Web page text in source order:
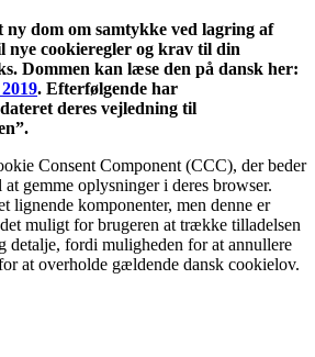
ny dom om samtykke ved lagring af
nye cookieregler og krav til din
Dommen kan læse den på dansk her:
. Efterfølgende har
deres vejledning til
Consent Component (CCC), der beder
gemme oplysninger i deres browser.
lignende komponenter, men denne er
muligt for brugeren at trække tilladelsen
detalje, fordi muligheden for at annullere
at overholde gældende dansk cookielov.